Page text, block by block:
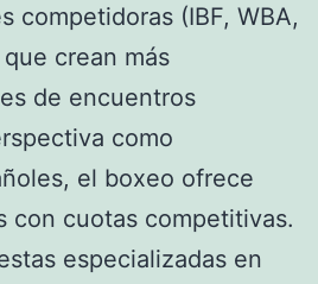
competidoras (IBF, WBA,
crean más
de encuentros
como
el boxeo ofrece
con cuotas competitivas.
especializadas en